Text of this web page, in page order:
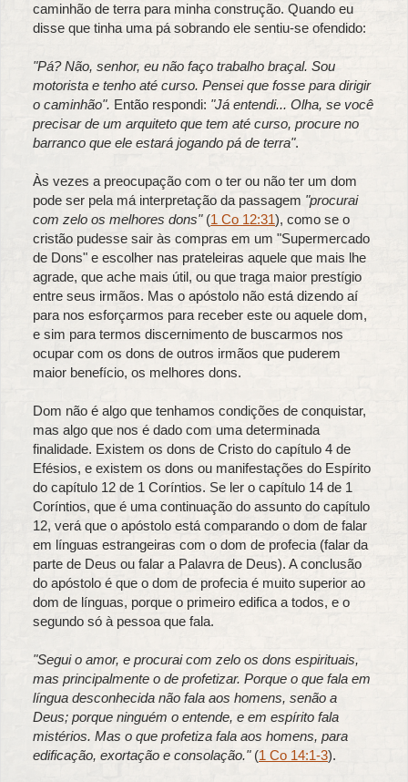
caminhão de terra para minha construção. Quando eu
disse que tinha uma pá sobrando ele sentiu-se ofendido:
"Pá? Não, senhor, eu não faço trabalho braçal. Sou
motorista e tenho até curso. Pensei que fosse para dirigir
o caminhão". Então respondi: "Já entendi... Olha, se você
precisar de um arquiteto que tem até curso, procure no
barranco que ele estará jogando pá de terra".
Às vezes a preocupação com o ter ou não ter um dom
pode ser pela má interpretação da passagem "procurai
com zelo os melhores dons"(1 Co 12:31), como se o
cristão pudesse sair às compras em um "Supermercado
de Dons" e escolher nas prateleiras aquele que mais lhe
agrade, que ache mais útil, ou que traga maior prestígio
entre seus irmãos. Mas o apóstolo não está dizendo aí
para nos esforçarmos para receber este ou aquele dom,
e sim para termos discernimento de buscarmos nos
ocupar com os dons de outros irmãos que puderem
maior benefício, os melhores dons.
Dom não é algo que tenhamos condições de conquistar,
mas algo que nos é dado com uma determinada
finalidade. Existem os dons de Cristo do capítulo 4 de
Efésios, e existem os dons ou manifestações do Espírito
do capítulo 12 de 1 Coríntios. Se ler o capítulo 14 de 1
Coríntios, que é uma continuação do assunto do capítulo
12, verá que o apóstolo está comparando o dom de falar
em línguas estrangeiras com o dom de profecia (falar da
parte de Deus ou falar a Palavra de Deus). A conclusão
do apóstolo é que o dom de profecia é muito superior ao
dom de línguas, porque o primeiro edifica a todos, e o
segundo só à pessoa que fala.
"Segui o amor, e procurai com zelo os dons espirituais,
mas principalmente o de profetizar. Porque o que fala em
língua desconhecida não fala aos homens, senão a
Deus; porque ninguém o entende, e em espírito fala
mistérios. Mas o que profetiza fala aos homens, para
edificação, exortação e consolação."(1 Co 14:1-3).